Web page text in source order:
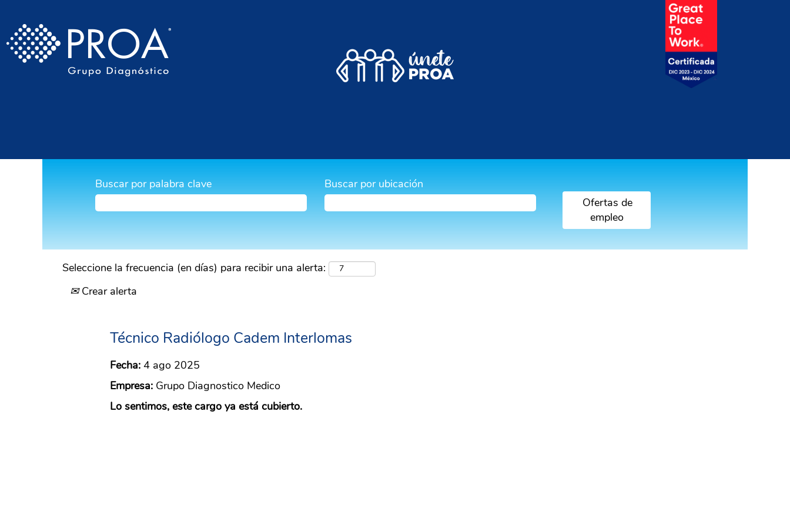
Buscar por palabra clave Buscar por ubicación
Seleccione la frecuencia (en días) para recibir una alerta:
Crear alerta
Técnico Radiólogo Cadem Interlomas
Fecha: 4 ago 2025
Empresa: Grupo Diagnostico Medico
Lo sentimos, este cargo ya está cubierto.